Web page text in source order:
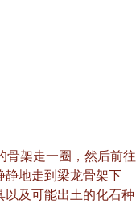
骨架走一圈，然后前往
地走到梁龙骨架下
及可能出土的化石种